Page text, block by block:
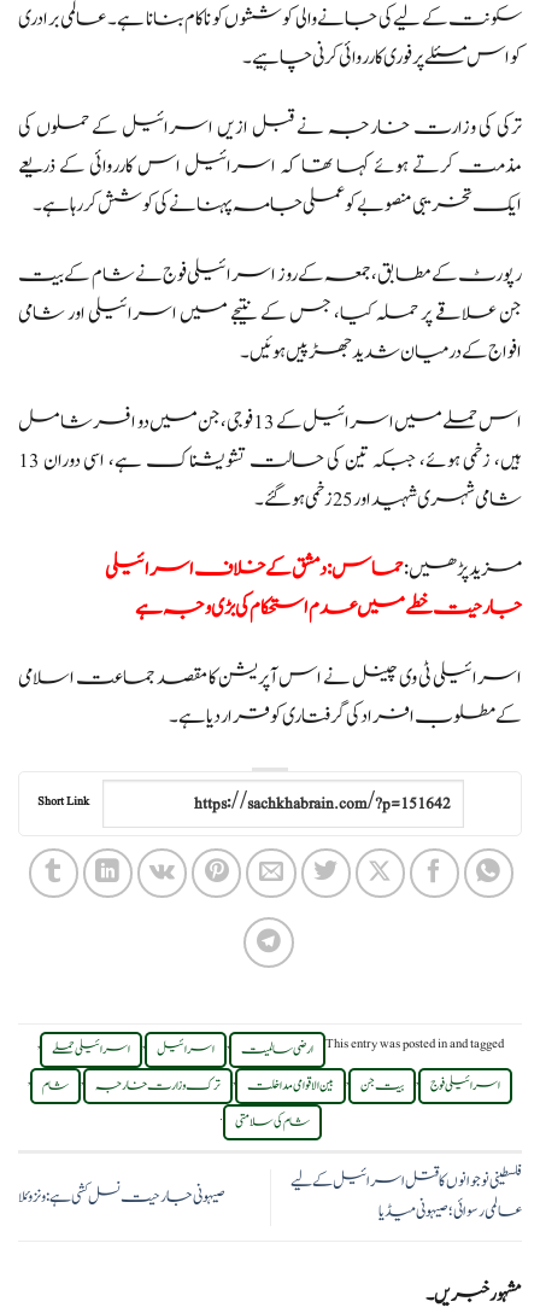
سکونت کے لیے کی جانے والی کوششوں کو ناکام بنانا ہے۔ عالمی برادری
کو اس مسئلے پر فوری کارروائی کرنی چاہیے۔
ترکی کی وزارت خارجہ نے قبل ازیں اسرائیل کے حملوں کی
مذمت کرتے ہوئے کہا تھا کہ اسرائیل اس کارروائی کے ذریعے
ایک تخریبی منصوبے کو عملی جامہ پہنانے کی کوشش کر رہا ہے۔
رپورٹ کے مطابق، جمعہ کے روز اسرائیلی فوج نے شام کے بیت
جن علاقے پر حملہ کیا، جس کے نتیجے میں اسرائیلی اور شامی
افواج کے درمیان شدید جھڑپیں ہوئیں۔
اس حملے میں اسرائیل کے 13 فوجی، جن میں دو افسر شامل
ہیں، زخمی ہوئے، جبکہ تین کی حالت تشویشناک ہے، اسی دوران 13
شامی شہری شہید اور 25 زخمی ہوگئے۔
مزید پڑھیں:حماس: دمشق کے خلاف اسرائیلی
جارحیت خطے میں عدم استحکام کی بڑی وجہ ہے
اسرائیلی ٹی وی چینل نے اس آپریشن کا مقصد جماعت اسلامی
کے مطلوب افراد کی گرفتاری کو قرار دیا ہے۔
Short Link
This entry was posted inand tagged ارضی سالمیت , اسرائیل , اسرائیلی حملے ,
اسرائیلی فوج , بیت جن , بین الاقوامی مداخلت , ترک وزارت خارجہ , شام ,
شام کی سلامتی
.
فلسطینی نوجوانوں کا قتل اسرائیل کے لیے
عالمی رسوائی؛صیہونی میڈیا
صیہونی جارحیت نسل کشی ہے:ونزوئلا
مشہور خبریں۔